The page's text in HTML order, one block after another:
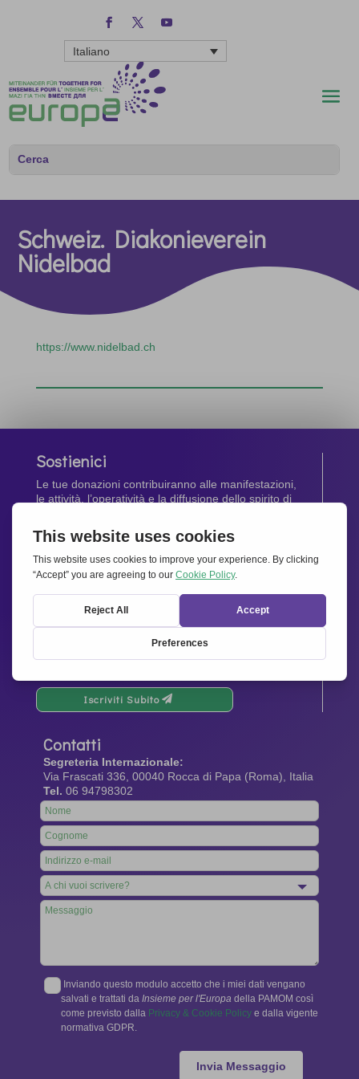
Italiano
Schweiz. Diakonieverein
Nidelbad
https://www.nidelbad.ch
Sostienici
Le tue donazioni contribuiranno alle manifestazioni,
le attività, l’operatività e la diffusione dello spirito di
Dona Ora
Newsletter
Rimani aggiornato di tutte le ultime notizie dalla
Iscriviti Subito
Contatti
Segreteria Internazionale:
Via Frascati 336, 00040 Rocca di Papa (Roma), Italia
Tel. 06 94798302
Leave
this
field
blank
Inviando questo modulo accetto che i miei dati vengano
salvati e trattati da Insieme per l'Europa della PAMOM così
come previsto dalla Privacy & Cookie Policy e dalla vigente
normativa GDPR.
Invia Messaggio